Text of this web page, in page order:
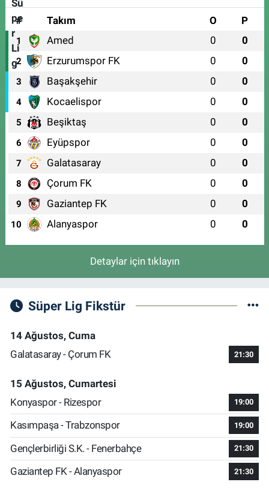
# Takım O P
1 Amed 0 0
2 Erzurumspor FK 0 0
3 Başakşehir 0 0
4 Kocaelispor 0 0
5 Beşiktaş 0 0
6 Eyüpspor 0 0
7 Galatasaray 0 0
8 Çorum FK 0 0
9 Gaziantep FK 0 0
10 Alanyaspor 0 0
Detaylar için tıklayın
Süper Lig Fikstür
14 Ağustos, Cuma
Galatasaray - Çorum FK
21:30
15 Ağustos, Cumartesi
Konyaspor - Rizespor
19:00
Kasımpaşa - Trabzonspor 19:00
Gençlerbirliği S.K. - Fenerbahçe 21:30
Gaziantep FK - Alanyaspor 21:30